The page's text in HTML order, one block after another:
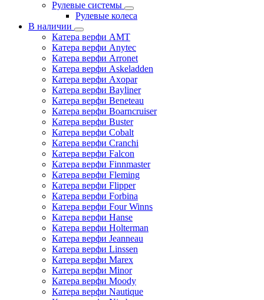
Рулевые системы
Рулевые колеса
В наличии
Катера верфи AMT
Катера верфи Anytec
Катера верфи Arronet
Катера верфи Askeladden
Катера верфи Axopar
Катера верфи Bayliner
Катера верфи Beneteau
Катера верфи Boarncruiser
Катера верфи Buster
Катера верфи Cobalt
Катера верфи Cranchi
Катера верфи Falcon
Катера верфи Finnmaster
Катера верфи Fleming
Катера верфи Flipper
Катера верфи Forbina
Катера верфи Four Winns
Катера верфи Hanse
Катера верфи Holterman
Катера верфи Jeanneau
Катера верфи Linssen
Катера верфи Marex
Катера верфи Minor
Катера верфи Moody
Катера верфи Nautique